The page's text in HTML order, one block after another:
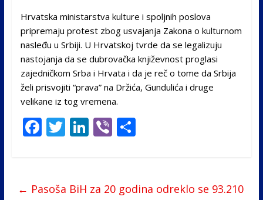
Hrvatska ministarstva kulture i spoljnih poslova
pripremaju protest zbog usvajanja Zakona o kulturnom
nasleđu u Srbiji. U Hrvatskoj tvrde da se legalizuju
nastojanja da se dubrovačka književnost proglasi
zajedničkom Srba i Hrvata i da je reč o tome da Srbija
želi prisvojiti “prava” na Držića, Gundulića i druge
velikane iz tog vremena.
F
ac
b
T
w
er
Li
n
e
Vi
b
S
e
← Pasoša BiH za 20 godina odreklo se 93.210